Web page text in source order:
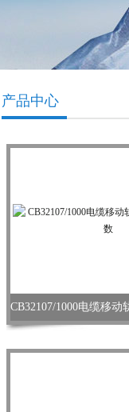
产品中心